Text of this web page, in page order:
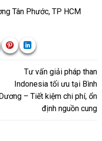
Tân Phước, TP HCM
Tư vấn giải pháp than
Indonesia tối ưu tại Bình
– Tiết kiệm chi phí, ổn
định nguồn cung